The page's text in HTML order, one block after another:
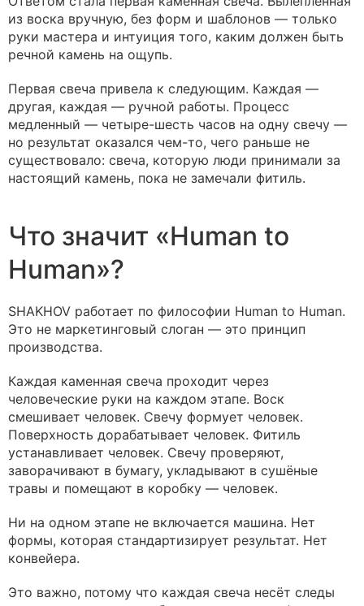
из воска вручную, без форм и шаблонов — только
руки мастера и интуиция того, каким должен быть
речной камень на ощупь.
Первая свеча привела к следующим. Каждая —
другая, каждая — ручной работы. Процесс
медленный — четыре-шесть часов на одну свечу —
но результат оказался чем-то, чего раньше не
существовало: свеча, которую люди принимали за
настоящий камень, пока не замечали фитиль.
Что значит «Human to
Human»?
SHAKHOV работает по философии Human to Human.
Это не маркетинговый слоган — это принцип
производства.
Каждая каменная свеча проходит через
человеческие руки на каждом этапе. Воск
смешивает человек. Свечу формует человек.
Поверхность дорабатывает человек. Фитиль
устанавливает человек. Свечу проверяют,
заворачивают в бумагу, укладывают в сушёные
травы и помещают в коробку — человек.
Ни на одном этапе не включается машина. Нет
формы, которая стандартизирует результат. Нет
конвейера.
Это важно, потому что каждая свеча несёт следы